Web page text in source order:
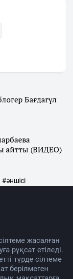
Бағдагүл
айтты (ВИДЕО)
#әншісі
жасалған
рұқсат етіледі.
түрде сілтеме
берілмеген